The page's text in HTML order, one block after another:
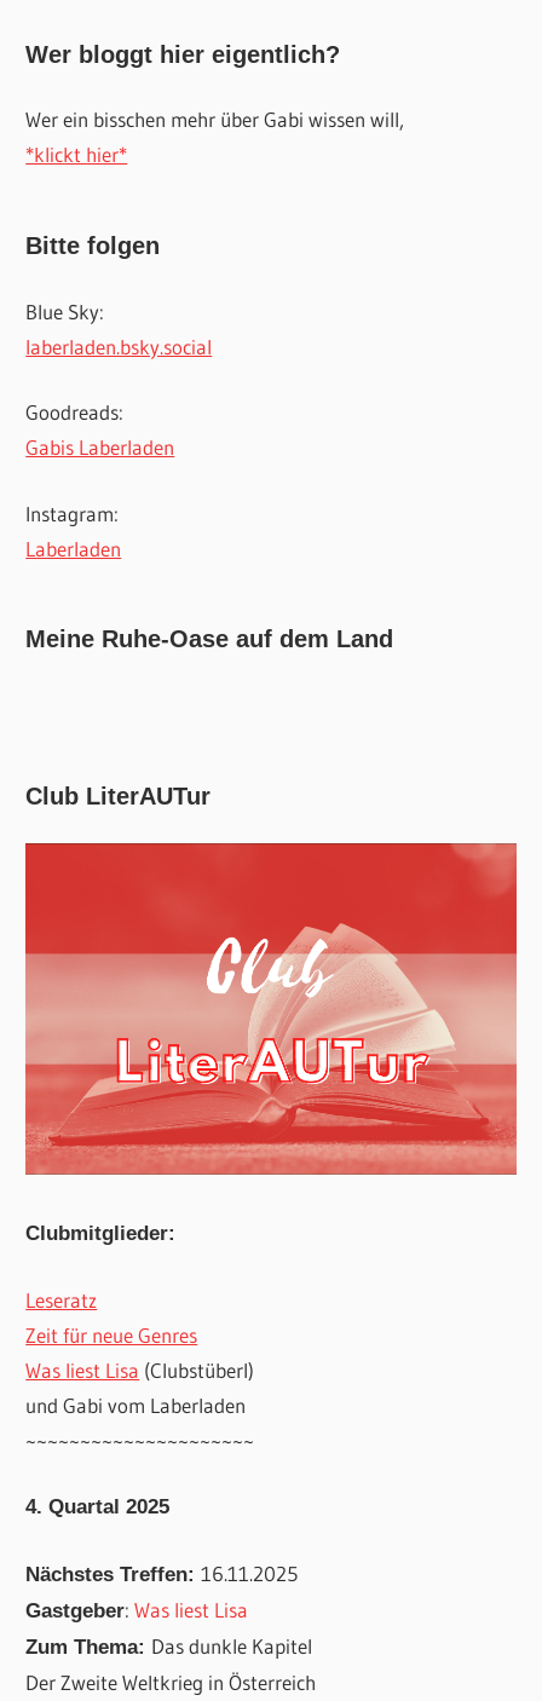
Wer bloggt hier eigentlich?
Wer ein bisschen mehr über Gabi wissen will,
*klickt hier*
Bitte folgen
Blue Sky:
laberladen.bsky.social
Goodreads:
Gabis Laberladen
Instagram:
Laberladen
Meine Ruhe-Oase auf dem Land
Club LiterAUTur
Clubmitglieder:
Leseratz
Zeit für neue Genres
Was liest Lisa (Clubstüberl)
und Gabi vom Laberladen
~~~~~~~~~~~~~~~~~~~~~
4. Quartal 2025
Nächstes Treffen:16.11.2025
Gastgeber:Was liest Lisa
Zum Thema: Das dunkle Kapitel
Der Zweite Weltkrieg in Österreich